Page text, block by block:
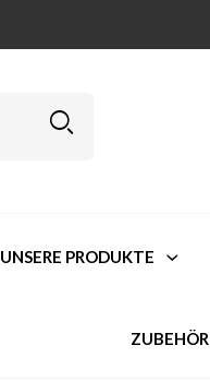
UNSERE PRODUKTE
ZUBEHÖR